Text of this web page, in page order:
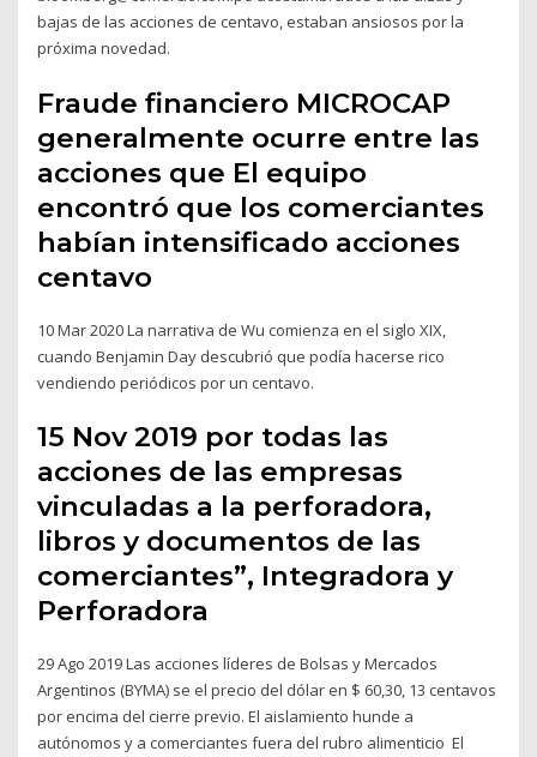
bajas de las acciones de centavo, estaban ansiosos por la
próxima novedad.
Fraude financiero MICROCAP
generalmente ocurre entre las
acciones que El equipo
encontró que los comerciantes
habían intensificado acciones
centavo
10 Mar 2020 La narrativa de Wu comienza en el siglo XIX,
cuando Benjamin Day descubrió que podía hacerse rico
vendiendo periódicos por un centavo.
15 Nov 2019 por todas las
acciones de las empresas
vinculadas a la perforadora,
libros y documentos de las
comerciantes”, Integradora y
Perforadora
29 Ago 2019 Las acciones líderes de Bolsas y Mercados
Argentinos (BYMA) se el precio del dólar en $ 60,30, 13 centavos
por encima del cierre previo. El aislamiento hunde a
autónomos y a comerciantes fuera del rubro alimenticio El